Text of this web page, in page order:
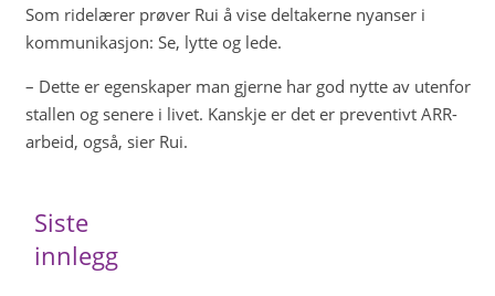
Som ridelærer prøver Rui å vise deltakerne nyanser i
kommunikasjon: Se, lytte og lede.
– Dette er egenskaper man gjerne har god nytte av utenfor
stallen og senere i livet. Kanskje er det er preventivt ARR-
arbeid, også, sier Rui.
Siste
innlegg